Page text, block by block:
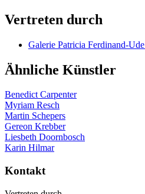
Vertreten durch
Galerie Patricia Ferdinand-
Ähnliche Künstler
Benedict Carpenter
Myriam Resch
Martin Schepers
Gereon Krebber
Liesbeth Doornbosch
Karin Hilmar
Kontakt